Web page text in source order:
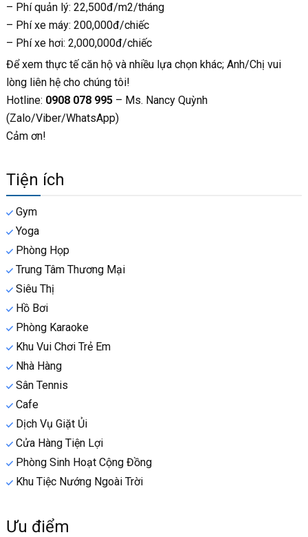
– Phí quản lý: 22,500đ/m2/tháng
– Phí xe máy: 200,000đ/chiếc
– Phí xe hơi: 2,000,000đ/chiếc
Để xem thực tế căn hộ và nhiều lựa chọn khác; Anh/Chị vui
lòng liên hệ cho chúng tôi!
Hotline: 0908 078 995– Ms. Nancy Quỳnh
(Zalo/Viber/WhatsApp)
Cảm ơn!
Tiện ích
Gym
Yoga
Phòng Họp
Trung Tâm Thương Mại
Siêu Thị
Hồ Bơi
Phòng Karaoke
Khu Vui Chơi Trẻ Em
Nhà Hàng
Sân Tennis
Cafe
Dịch Vụ Giặt Ủi
Cửa Hàng Tiện Lợi
Phòng Sinh Hoạt Cộng Đồng
Khu Tiệc Nướng Ngoài Trời
Ưu điểm